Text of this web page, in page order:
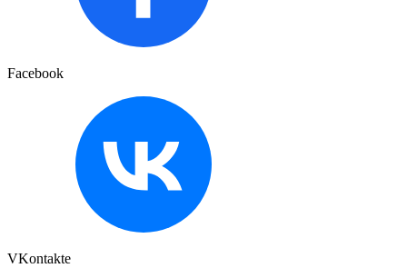
Facebook
VKontakte